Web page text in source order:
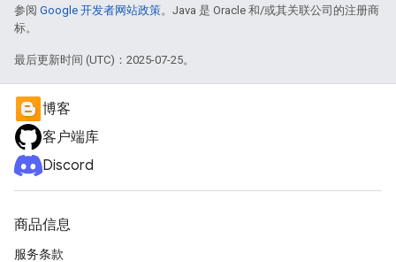
参阅 Google 开发者网站政策。Java 是 Oracle 和/或其关联公司的注册商
标。
最后更新时间 (UTC)：2025-07-25。
博客
客户端库
Discord
商品信息
服务条款